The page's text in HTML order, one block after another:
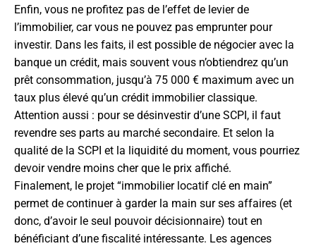
Enfin, vous ne profitez pas de l’effet de levier de
l’immobilier, car vous ne pouvez pas emprunter pour
investir. Dans les faits, il est possible de négocier avec la
banque un crédit, mais souvent vous n’obtiendrez qu’un
prêt consommation, jusqu’à 75 000 € maximum avec un
taux plus élevé qu’un crédit immobilier classique.
Attention aussi : pour se désinvestir d’une SCPI, il faut
revendre ses parts au marché secondaire. Et selon la
qualité de la SCPI et la liquidité du moment, vous pourriez
devoir vendre moins cher que le prix affiché.
Finalement, le projet “immobilier locatif clé en main”
permet de continuer à garder la main sur ses affaires (et
donc, d’avoir le seul pouvoir décisionnaire) tout en
bénéficiant d’une fiscalité intéressante. Les agences